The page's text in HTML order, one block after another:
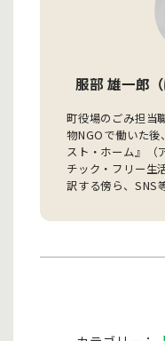
服部 雄一郎
町役場のごみ担当
物NGOで働いた後
スト・ホーム』（
チック・フリー生
訳する傍ら、SNS